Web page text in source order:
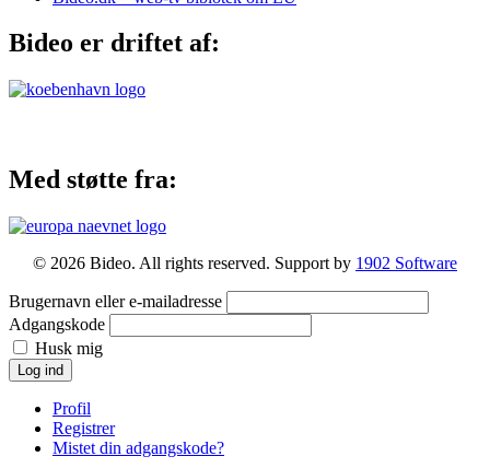
Bideo er driftet af:
Med støtte fra:
© 2026 Bideo. All rights reserved. Support by 1902 Software
Brugernavn eller e-mailadresse
Adgangskode
Husk mig
Log ind
Profil
Registrer
Mistet din adgangskode?